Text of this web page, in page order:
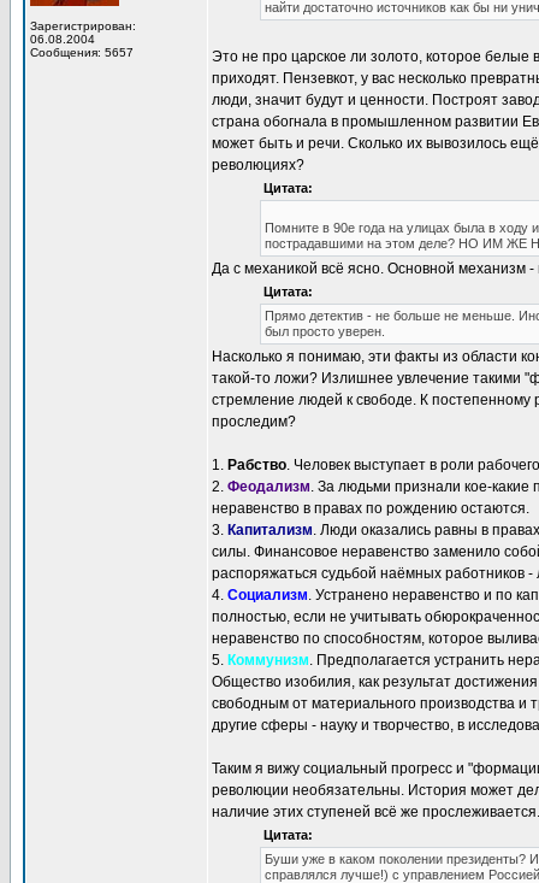
Зарегистрирован:
06.08.2004
Сообщения: 5657
найти достаточно источников как бы ни
Это не про царское ли золото, которое
приходят. Пензевкот, у вас несколько
люди, значит будут и ценности. Построят
страна обогнала в промышленном развитии
может быть и речи. Сколько их вывозилось
революциях?
Цитата:
Помните в 90е года на улицах была в ходу
пострадавшими на этом деле? НО ИМ ЖЕ
Да с механикой всё ясно. Основной механизм
Цитата:
Прямо детектив - не больше не меньше.
был просто уверен.
Насколько я понимаю, эти факты из области
такой-то ложи? Излишнее увлечение такими
стремление людей к свободе. К
проследим?
1. Рабство. Человек выступает в роли
2. Феодализм. За людьми признали кое-какие
неравенство в правах по рождению остаются.
3. Капитализм. Люди оказались равны в
силы. Финансовое неравенство заменило
распоряжаться судьбой наёмных работников
4. Социализм. Устранено неравенство и по
полностью, если не учитывать
неравенство по способностям, которое
5. Коммунизм. Предполагается устранить
Общество изобилия, как результат
свободным от материального производства и
другие сферы - науку и творчество, в
Таким я вижу социальный прогресс и
революции необязательны. История может
наличие этих ступеней всё же
Цитата:
Буши уже в каком поколении президенты?
справлялся лучше!) с управлением